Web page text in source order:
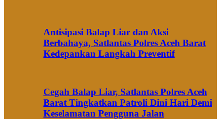
Antisipasi Balap Liar dan Aksi
Berbahaya, Satlantas Polres Aceh Barat
Kedepankan Langkah Preventif
Cegah Balap Liar, Satlantas Polres Aceh
Barat Tingkatkan Patroli Dini Hari Demi
Keselamatan Pengguna Jalan